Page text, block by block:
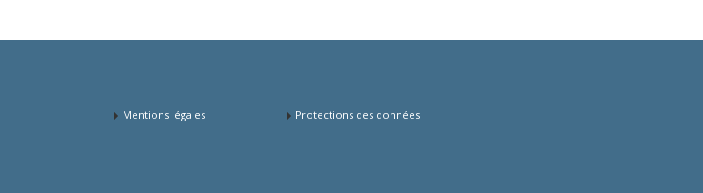
Mentions légales Protections des données